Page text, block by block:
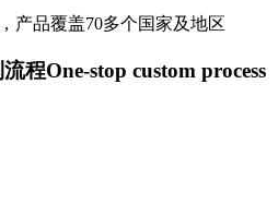
产品覆盖70多个国家及地区
流程One-stop custom process